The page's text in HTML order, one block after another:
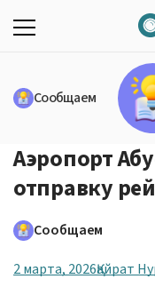
Сообщаем
Аэропорт
отправку
Сообщаем
2 марта, 2026Қайрат